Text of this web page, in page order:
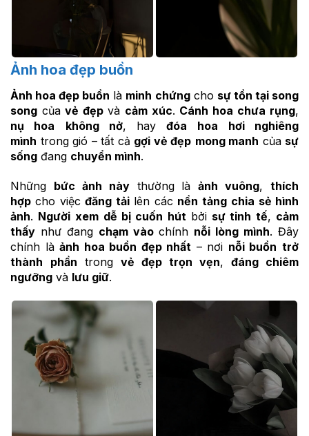
Ảnh hoa đẹp buồn
Ảnh hoa đẹp buồn là minh chứngcho sự tồn tại song
song củavẻ đẹpvà cảm xúc. Cánh hoa chưa rụng,
nụ hoa
không nở, hayđóa hoa
hơi nghiêng
mình trong gió – tất cả gợi vẻ đẹp mong manh của sự
sống đang chuyển mình.
Những bức ảnh nàythường làảnh vuông, thích
hợp cho việcđăng tảilên các nền tảng chia sẻ hình
ảnh. Người xem dễ bị cuốn hútbởi sự tinh tế, cảm
thấy như đang chạm vàochính nỗi lòng mình. Đây
chính làảnh hoa buồn đẹp nhất – nơi nỗi buồn trở
thành
phần trong vẻ đẹp trọn vẹn, đáng chiêm
ngưỡng và lưu giữ.